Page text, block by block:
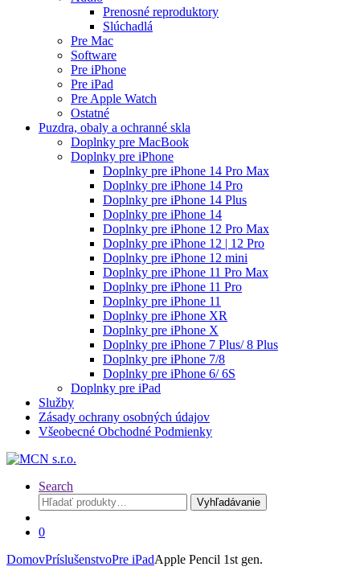
Prenosné reproduktory
Slúchadlá
Pre Mac
Software
Pre iPhone
Pre iPad
Pre Apple Watch
Ostatné
Puzdra, obaly a ochranné skla
Doplnky pre MacBook
Doplnky pre iPhone
Doplnky pre iPhone 14 Pro Max
Doplnky pre iPhone 14 Pro
Doplnky pre iPhone 14 Plus
Doplnky pre iPhone 14
Doplnky pre iPhone 12 Pro Max
Doplnky pre iPhone 12 | 12 Pro
Doplnky pre iPhone 12 mini
Doplnky pre iPhone 11 Pro Max
Doplnky pre iPhone 11 Pro
Doplnky pre iPhone 11
Doplnky pre iPhone XR
Doplnky pre iPhone X
Doplnky pre iPhone 7 Plus/ 8 Plus
Doplnky pre iPhone 7/8
Doplnky pre iPhone 6/ 6S
Doplnky pre iPad
Služby
Zásady ochrany osobných údajov
Všeobecné Obchodné Podmienky
Search
Hľadať:
Vyhľadávanie
0
DomovPríslušenstvoPre iPadApple Pencil 1st gen.